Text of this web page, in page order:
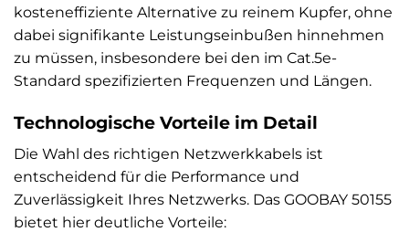
kosteneffiziente Alternative zu reinem Kupfer, ohne
dabei signifikante Leistungseinbußen hinnehmen
zu müssen, insbesondere bei den im Cat.5e-
Standard spezifizierten Frequenzen und Längen.
Technologische Vorteile im Detail
Die Wahl des richtigen Netzwerkkabels ist
entscheidend für die Performance und
Zuverlässigkeit Ihres Netzwerks. Das GOOBAY 50155
bietet hier deutliche Vorteile: